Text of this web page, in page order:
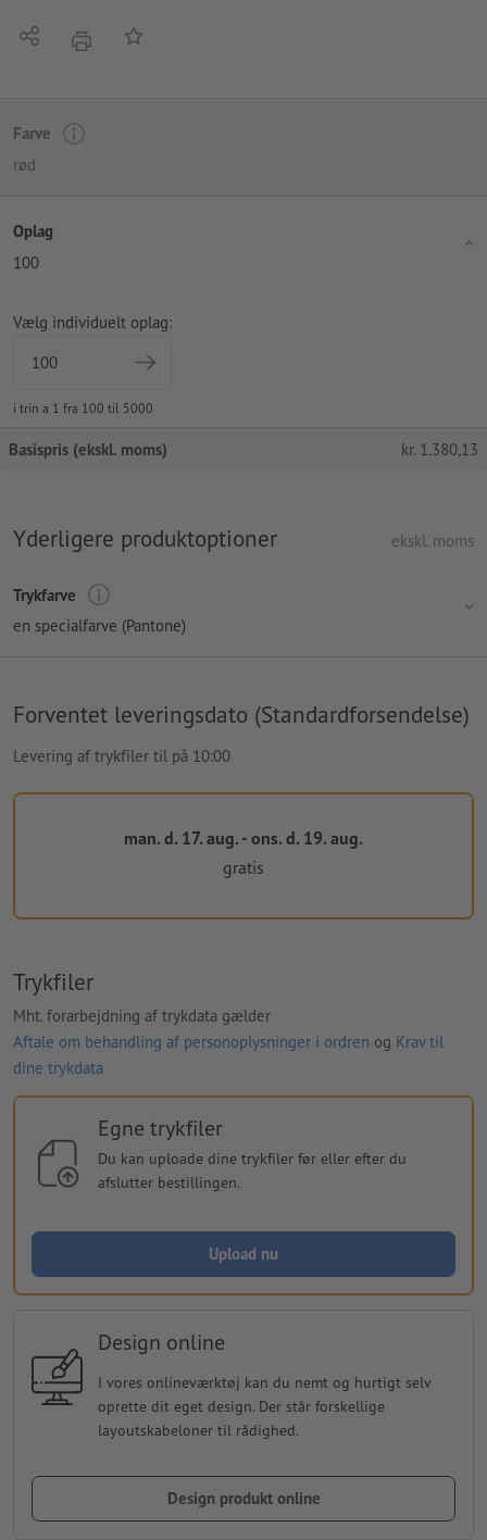
Del tryk Tilføj til huskelisten
Farve
rød
Oplag
100
Vælg individuelt oplag:
i trin a 1 fra 100 til 5000
Basispris (ekskl. moms) kr. 1.380,13
Yderligere produktoptioner ekskl. moms
Trykfarve
en specialfarve (Pantone)
Forventet leveringsdato (Standardforsendelse)
Levering af trykfiler til på 10:00
man. d. 17. aug. - ons. d. 19. aug.
gratis
Trykfiler
Mht. forarbejdning af trykdata gælder
Aftale om behandling af personoplysninger i ordren og Krav til
dine trykdata
Egne trykfiler
Du kan uploade dine trykfiler før eller efter du
afslutter bestillingen.
Upload nu
Design online
I vores onlineværktøj kan du nemt og hurtigt selv
oprette dit eget design. Der står forskellige
layoutskabeloner til rådighed.
Design produkt online